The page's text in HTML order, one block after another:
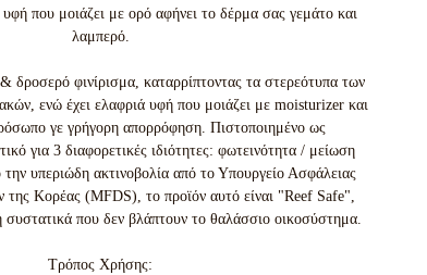
που μοιάζει με ορό αφήνει το δέρμα σας γεμάτο και
λαμπερό.
δροσερό φινίρισμα, καταρρίπτοντας τα στερεότυπα των
ενώ έχει ελαφριά υφή που μοιάζει με moisturizer και
γε γρήγορη απορρόφηση. Πιστοποιημένο ως
για 3 διαφορετικές ιδιότητες: φωτεινότητα / μείωση
υπεριώδη ακτινοβολία από το Υπουργείο Ασφάλειας
Κορέας (MFDS), το προϊόν αυτό είναι "Reef Safe",
συστατικά που δεν βλάπτουν το θαλάσσιο οικοσύστημα.
Τρόπος Χρήσης: